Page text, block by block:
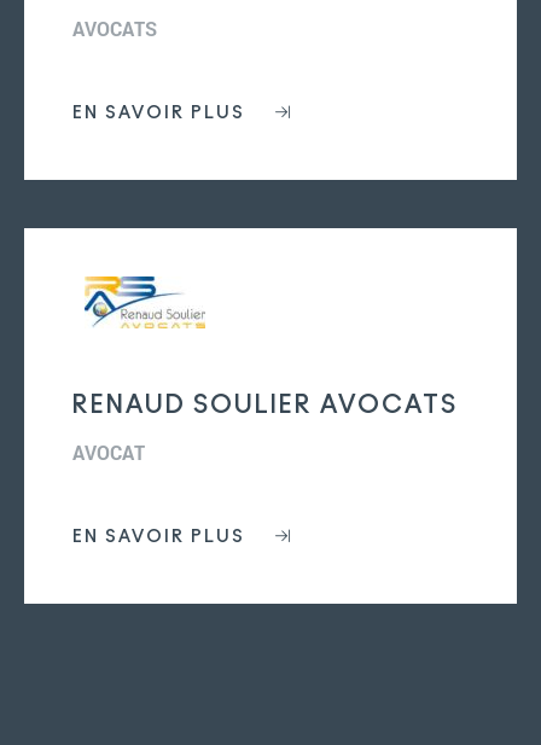
AVOCATS
EN SAVOIR PLUS
RENAUD SOULIER AVOCATS
AVOCAT
EN SAVOIR PLUS